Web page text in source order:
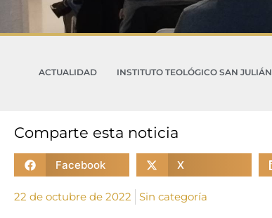
ACTUALIDAD INSTITUTO TEOLÓGICO SAN JULIÁN
Comparte esta noticia
Facebook X
22 de octubre de 2022 Sin categoría